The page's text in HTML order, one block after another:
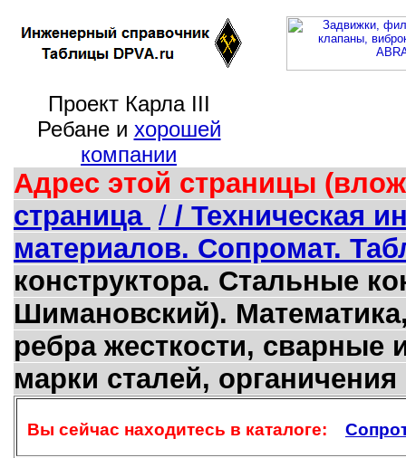
Проект Карла III
Ребане и хорошей
компании
Адрес этой страницы
страница / / Техническая
материалов. Сопромат.
конструктора. Стальные
Шимановский).
ребра жесткости, сварные
марки сталей,
Вы сейчас находитесь в каталоге: